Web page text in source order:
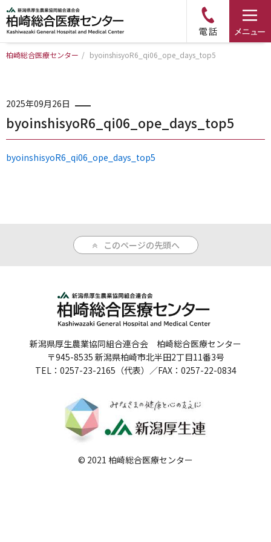
病院について
診療科・部門のご案内
入院のご案内
医療関係者の方へ
病院誌
個人情報保護方針
反社会的勢力に対する基本方針
院内感染対策指針
柏崎総合医療センター / byoinshisyoR6_qi06_ope_days_top5
2025年09月26日
byoinshisyoR6_qi06_ope_days_top5
byoinshisyoR6_qi06_ope_days_top5
このページの先頭へ
新潟県厚生農業協同組合連合会 柏崎総合医療センター
〒945-8535 新潟県柏崎市北半田2丁目11番3号
TEL：0257-23-2165（代表）／FAX：0257-22-0834
© 2021 柏崎総合医療センター